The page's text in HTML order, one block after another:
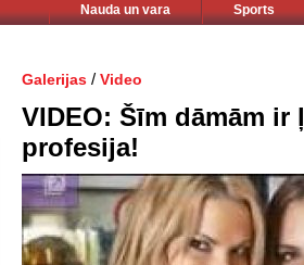
Nauda un vara Sports
Galerijas / Video
VIDEO: Šīm dāmām ir
profesija!